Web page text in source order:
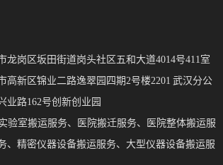
龙岗区坂田街道岗头社区五和大道4014号411室
高新区锦业二路逸翠园四期2号楼2201 武汉分公
业路162号创新创业园
验室搬运服务、医院搬迁服务、医院整体搬运服
、精密仪器设备搬运服务、大型仪器设备搬运服